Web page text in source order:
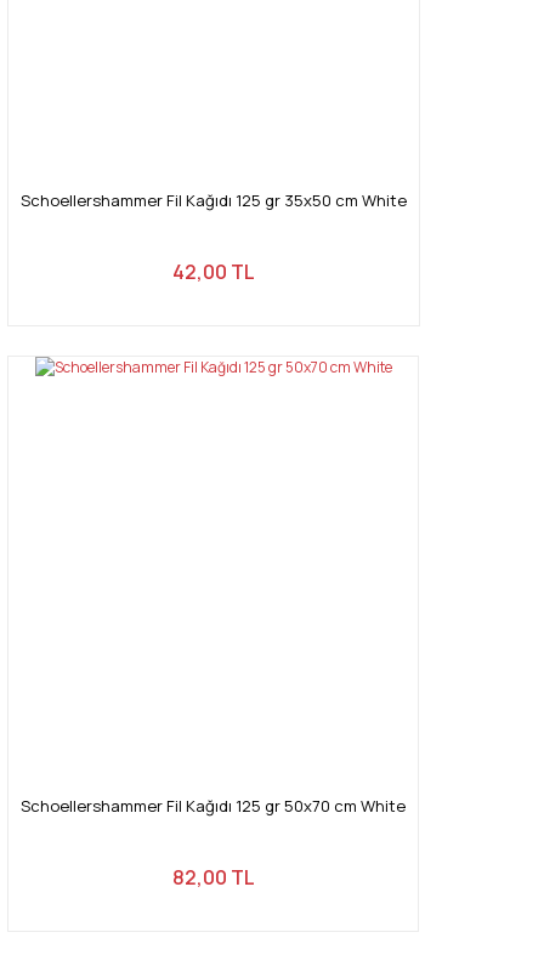
Schoellershammer Fil Kağıdı 125 gr 35x50 cm White
42,00 TL
Schoellershammer Fil Kağıdı 125 gr 50x70 cm White
82,00 TL